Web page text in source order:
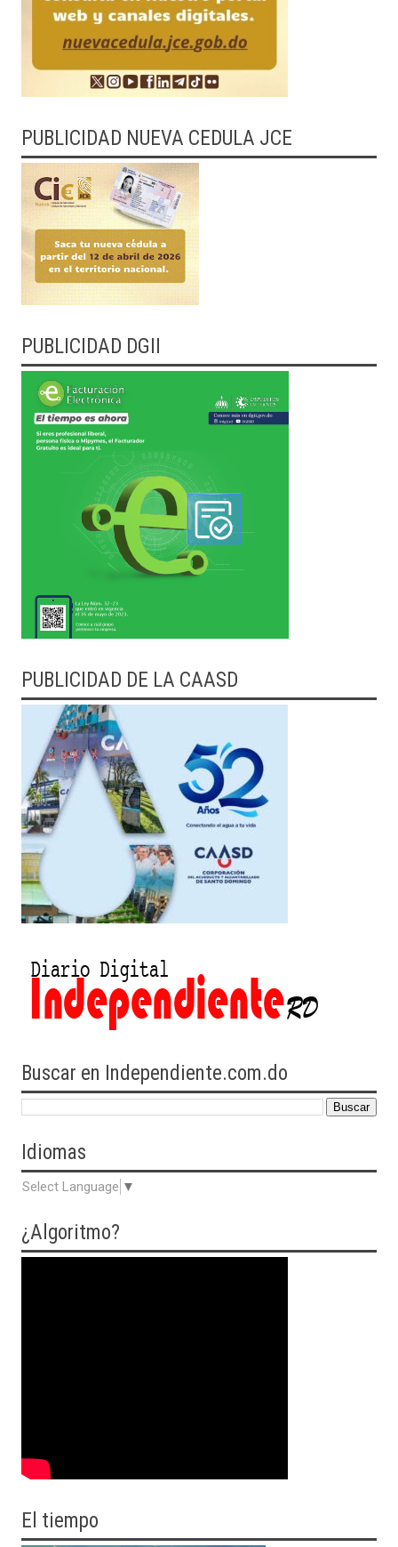
PUBLICIDAD NUEVA CEDULA JCE
PUBLICIDAD DGII
PUBLICIDAD DE LA CAASD
Buscar en Independiente.com.do
Idiomas
Select Language ▼
¿Algoritmo?
El tiempo